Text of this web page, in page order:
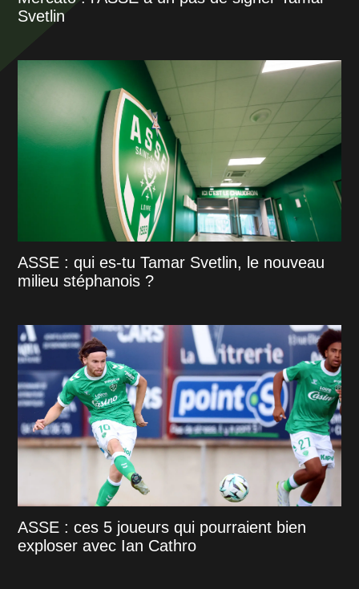
Svetlin
ASSE : qui es-tu Tamar Svetlin, le nouveau
milieu stéphanois ?
ASSE : ces 5 joueurs qui pourraient bien
exploser avec Ian Cathro